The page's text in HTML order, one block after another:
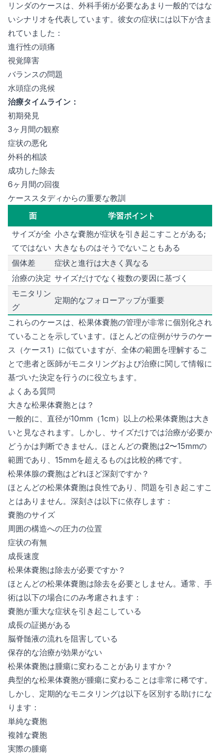
リンダのケースは、外科手術が必要なあまり一般的ではな
いシナリオを代表しています。彼女の症状には以下が含ま
れていました：
進行性の頭痛
視覚障害
バランスの問題
水頭症の兆候
治療タイムライン：
初期発見
3ヶ月間の観察
症状の悪化
外科的相談
成功した除去
6ヶ月間の回復
ケーススタディからの重要な教訓
面
学習ポイント
サイズが全
てではない
小さな嚢胞が症状を引き起こすことがある;
大きなものはそうでないこともある
個体差
症状と進行は大きく異なる
治療の決定 サイズだけでなく複数の要因に基づく
モニタリン
グ
定期的なフォローアップが重要
これらのケースは、松果体嚢胞の管理が非常に個別化され
ていることを示しています。ほとんどの症例がサラのケー
ス（ケース1）に似ていますが、全体の範囲を理解するこ
とで患者と医師がモニタリングおよび治療に関して情報に
基づいた決定を行うのに役立ちます。
よくある質問
大きな松果体嚢胞とは？
一般的に、直径が10mm（1cm）以上の松果体嚢胞は大き
いと見なされます。しかし、サイズだけでは治療が必要か
どうかは判断できません。ほとんどの嚢胞は2〜15mmの
範囲であり、15mmを超えるものは比較的稀です。
松果体腺の嚢胞はどれほど深刻ですか？
ほとんどの松果体嚢胞は良性であり、問題を引き起こすこ
とはありません。深刻さは以下に依存します：
嚢胞のサイズ
周囲の構造への圧力の位置
症状の有無
成長速度
松果体嚢胞は除去が必要ですか？
ほとんどの松果体嚢胞は除去を必要としません。通常、手
術は以下の場合にのみ考慮されます：
嚢胞が重大な症状を引き起こしている
成長の証拠がある
脳脊髄液の流れを阻害している
保存的な治療が効果がない
松果体嚢胞は腫瘍に変わることがありますか？
典型的な松果体嚢胞が腫瘍に変わることは非常に稀です。
しかし、定期的なモニタリングは以下を区別する助けにな
ります：
単純な嚢胞
複雑な嚢胞
実際の腫瘍